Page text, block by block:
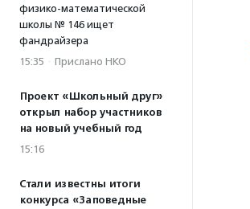
физико-математической
школы № 146 ищет
фандрайзера
15:35 · Прислано НКО
Проект «Школьный друг»
открыл набор участников
на новый учебный год
15:16
Стали известны итоги
конкурса «Заповедные